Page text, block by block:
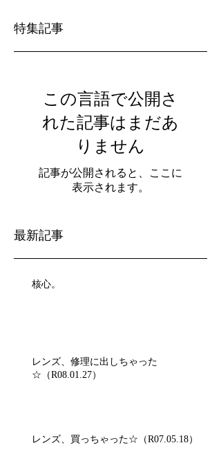
特集記事
この言語で公開さ
れた記事はまだあ
りません
記事が公開されると、ここに
表示されます。
最新記事
核心。
レンズ、修理に出しちゃった
☆（R08.01.27）
レンズ、買っちゃった☆（R07.05.18）